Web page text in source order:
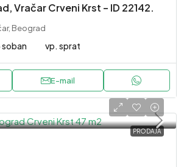
Vračar Crveni Krst – ID 22142.
Beograd
soban vp. sprat
E-mail
PRODAJA